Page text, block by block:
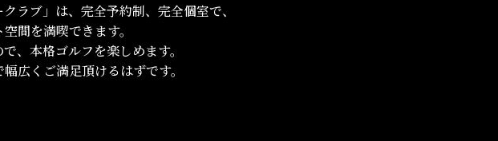
ラブ」は、完全予約制、完全個室で、
間を満喫できます。
、本格ゴルフを楽しめます。
広くご満足頂けるはずです。